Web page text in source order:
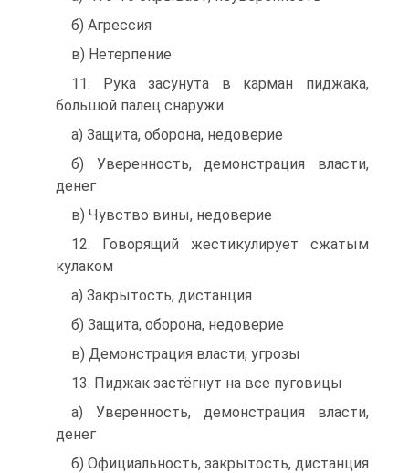
б) Агрессия
в) Нетерпение
11. Рука засунута в карман пиджака,
большой палец снаружи
а) Защита, оборона, недоверие
б) Уверенность, демонстрация власти,
денег
в) Чувство вины, недоверие
12. Говорящий жестикулирует сжатым
кулаком
а) Закрытость, дистанция
б) Защита, оборона, недоверие
в) Демонстрация власти, угрозы
13. Пиджак застёгнут на все пуговицы
а) Уверенность, демонстрация власти,
денег
б) Официальность, закрытость, дистанция